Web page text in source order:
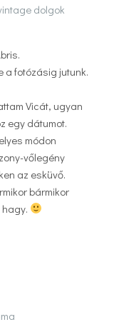
dolgok
a fotózásig jutunk.
Vicát, ugyan
egy dátumot.
módon
vőlegény
az esküvő.
bármikor